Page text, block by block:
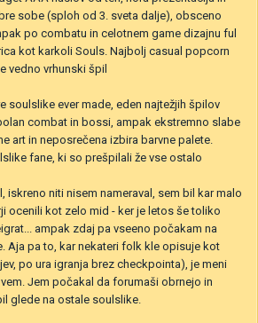
sobe (sploh od 3. sveta dalje), obsceno
po combatu in celotnem game dizajnu ful
kot karkoli Souls. Najbolj casual popcorn
vedno vrhunski špil
soulslike ever made, eden najtežjih špilov
combat in bossi, ampak ekstremno slabe
art in neposrečena izbira barvne palete.
fane, ki so prešpilali že vse ostalo
iskreno niti nisem nameraval, sem bil kar malo
ocenili kot zelo mid - ker je letos še toliko
ampak zdaj pa vseeno počakam na
Aja pa to, kar nekateri folk kle opisuje kot
po ura igranja brez checkpointa), je meni
Jem počakal da forumaši obrnejo in
glede na ostale soulslike.